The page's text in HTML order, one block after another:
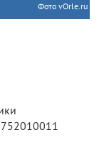
Фото vOrle.ru